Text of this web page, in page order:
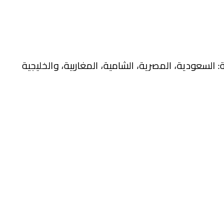
السعودية، المصرية، الشامية، المغاربية، والخليجية